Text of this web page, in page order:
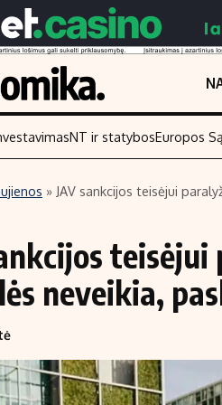
Finansai
Įmonės
Žemės ūkis
Laisvalaikis
NT ir statybosEuropos
» JAV sankcijos teisėjui
neveikia,